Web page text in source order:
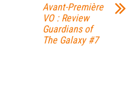
Avant-Première
VO : Review
Guardians of
The Galaxy #7